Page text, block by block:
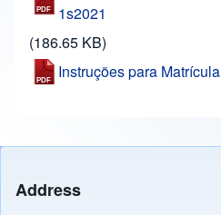
1s2021
(186.65 KB)
Instruções para Matrícula
Address